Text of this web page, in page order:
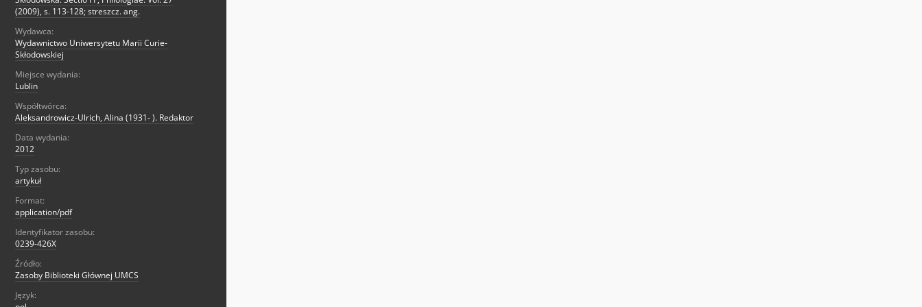
(2009), s. 113-128; streszcz. ang.
Wydawca:
Wydawnictwo Uniwersytetu Marii Curie-
Skłodowskiej
Miejsce wydania:
Lublin
Współtwórca:
Aleksandrowicz-Ulrich, Alina (1931- ). Redaktor
Data wydania:
2012
Typ zasobu:
artykuł
Format:
application/pdf
Identyfikator zasobu:
0239-426X
Źródło:
Zasoby Biblioteki Głównej UMCS
Język: